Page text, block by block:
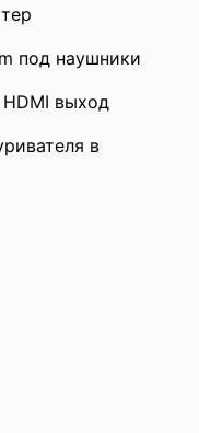
под наушники
выход
в